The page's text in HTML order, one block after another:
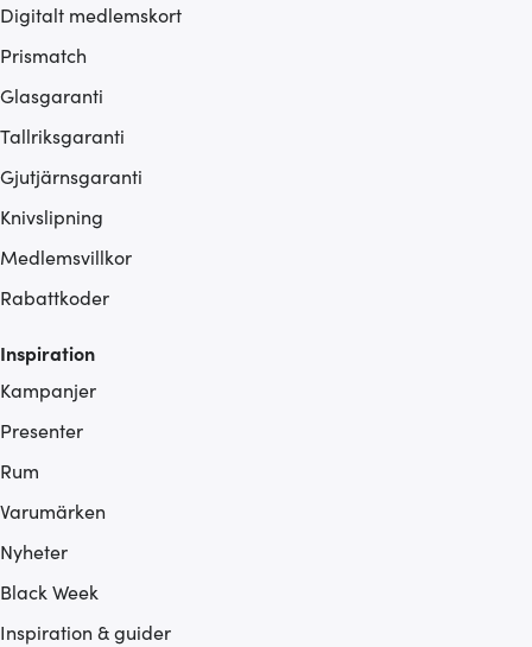
Digitalt medlemskort
Prismatch
Glasgaranti
Tallriksgaranti
Gjutjärnsgaranti
Knivslipning
Medlemsvillkor
Rabattkoder
Inspiration
Kampanjer
Presenter
Rum
Varumärken
Nyheter
Black Week
Inspiration & guider